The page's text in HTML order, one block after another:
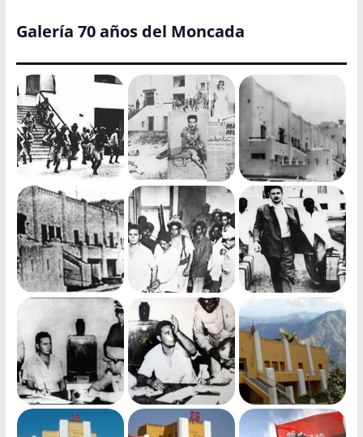
Galería 70 años del Moncada